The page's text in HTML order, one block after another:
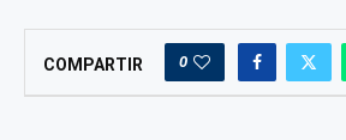
COMPARTIR 0